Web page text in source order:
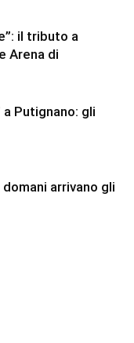
il tributo a
Arena di
a Putignano: gli
arrivano gli